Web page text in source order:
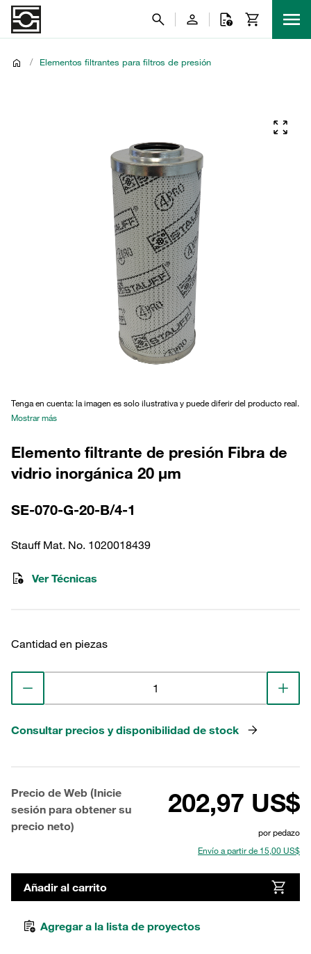
/ Elementos filtrantes para filtros de presión
Tenga en cuenta: la imagen es solo ilustrativa y puede diferir del producto real.
Mostrar más
Elemento filtrante de presión Fibra de
vidrio inorgánica 20 µm
SE-070-G-20-B/4-1
Stauff Mat. No. 1020018439
Ver Técnicas
Cantidad en piezas
Consultar precios y disponibilidad de stock
Precio de Web (Inicie
sesión para obtener su
precio neto)
202,97 US$
por pedazo
Envío a partir de 15,00 US$
Añadir al carrito
Agregar a la lista de proyectos